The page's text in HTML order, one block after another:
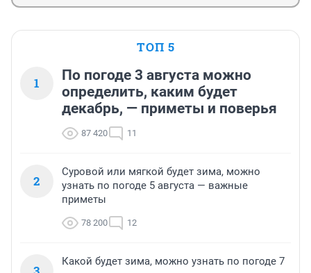
ТОП 5
1
По погоде 3 августа можно
определить, каким будет
декабрь, — приметы и поверья
87 420 11
2
Суровой или мягкой будет зима, можно
узнать по погоде 5 августа — важные
приметы
78 200 12
Какой будет зима, можно узнать по погоде 7